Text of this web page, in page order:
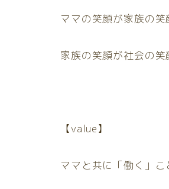
ママの笑顔が家族の笑
家族の笑顔が社会の笑
【value】
ママと共に「働く」こ